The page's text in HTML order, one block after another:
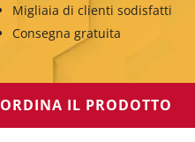
Migliaia di clienti sodisfatti
Consegna gratuita
ORDINA IL PRODOTTO